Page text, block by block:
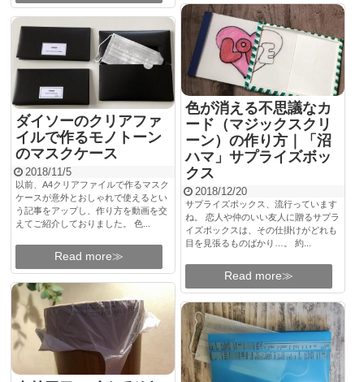
色が消える不思議なカ
ード（マジックスクリ
ーン）の作り方｜「沼
ハマ」サプライズボッ
クス
2018/12/20
サプライズポックス、流行っています
ね。 恋人や仲のいい友人に贈るサプラ
イズポックスは、その仕掛けがどれも
目を見張るものばかり…。 約...
Read more≫
ダイソーのクリアファ
イルで作るモノトーン
のマスクケース
2018/11/5
以前、A4クリアファイルで作るマスク
ケースが意外とおしゃれで使えるとい
う記事をアップし、作り方を動画を交
えてご紹介しておりました。 色...
Read more≫